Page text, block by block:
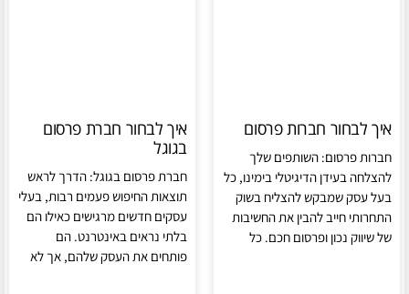
איך לבחור חברות פרסום
חברות פרסום: השותפים שלך
להצלחה בעידן הדיגיטלי בימינו, כל
בעל עסק שמבקש להצליח בשוק
התחרותי חייב להבין את החשיבות
של שיווק נכון ופרסום חכם. כל
איך לבחור חברת פרסום
בגוגל
חברת פרסום בגוגל: הדרך לראש
תוצאות החיפוש פעמים רבות, בעלי
עסקים חדשים מרגישים כאילו הם
בלתי נראים באינטרנט. הם
פותחים את העסק שלהם, אך לא